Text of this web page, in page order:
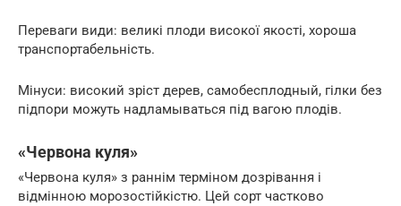
Переваги види: великі плоди високої якості, хороша
транспортабельність.
Мінуси: високий зріст дерев, самобесплодный, гілки без
підпори можуть надламываться під вагою плодів.
«Червона куля»
«Червона куля» з раннім терміном дозрівання і
відмінною морозостійкістю. Цей сорт частково